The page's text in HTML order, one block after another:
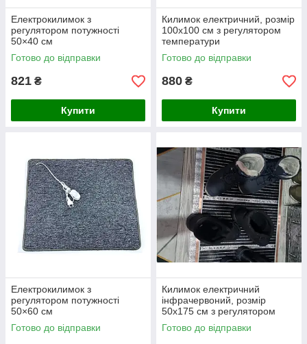
Електрокилимок з
регулятором потужності
50×40 см
Готово до відправки
821 ₴
Купити
Килимок електричний, розмір
100х100 см з регулятором
температури
Готово до відправки
880 ₴
Купити
Електрокилимок з
регулятором потужності
50×60 см
Готово до відправки
Килимок електричний
інфрачервоний, розмір
50х175 см з регулятором
температури
Готово до відправки